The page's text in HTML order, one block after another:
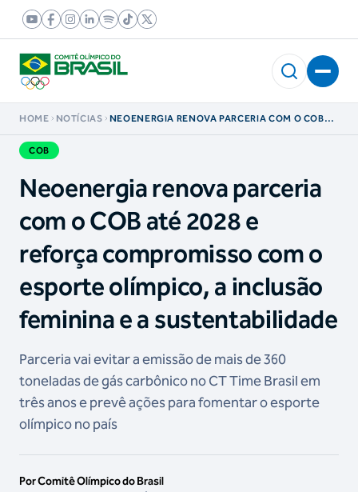
HOME NOTÍCIAS
NEOENERGIA RENOVA PARCERIA COM O COB
COB
Neoenergia renova parceria
com o COB até 2028 e
reforça compromisso com o
esporte olímpico, a inclusão
feminina e a sustentabilidade
Parceria vai evitar a emissão de mais de 360
toneladas de gás carbônico no CT Time Brasil em
três anos e prevê ações para fomentar o esporte
olímpico no país
Por Comitê Olímpico do Brasil